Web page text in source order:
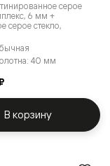
серое
6 мм +
серое стекло,
40 мм
В корзину